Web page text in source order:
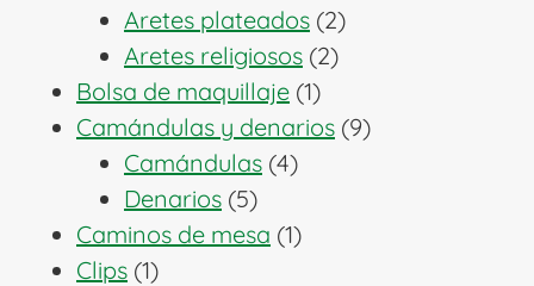
productos
Aretes plateados 22
productos
Aretes religiosos 22
Bolsa de maquillaje 11
producto
Camándulas y denarios 99
Camándulas 44
Denarios 55
productos
Caminos de mesa 11
Clips 11